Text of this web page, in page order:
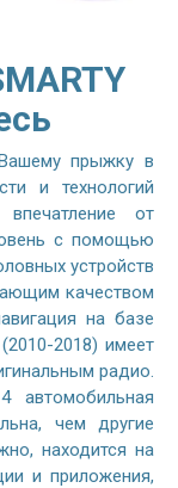
прыжку в
и технологий
от
с помощью
устройств
качеством
на базе
2018) имеет
радио.
автомобильная
чем другие
находится на
и приложения,